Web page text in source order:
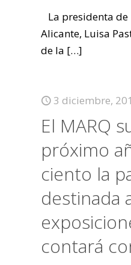
La presidenta
Alicante, Luisa
de la […]
3 diciembre,
El MARQ
próximo
ciento la
destinada
contará